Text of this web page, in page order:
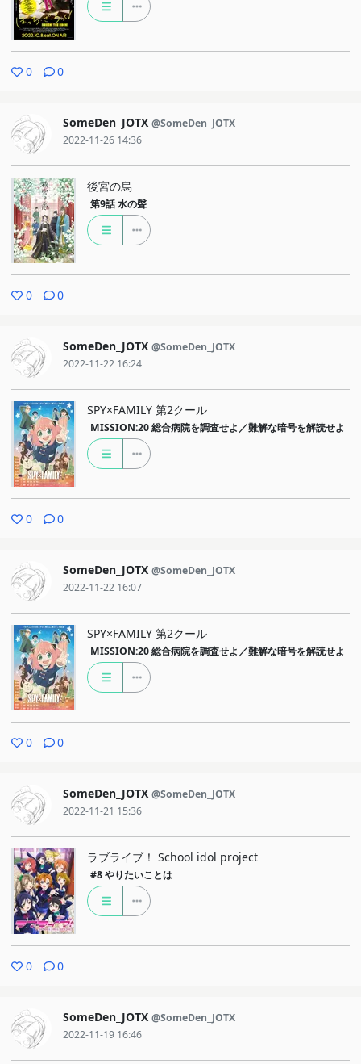
0 0
SomeDen_JOTX @SomeDen_JOTX
2022-11-26 14:36
後宮の烏
第9話 水の聲
0 0
SomeDen_JOTX @SomeDen_JOTX
2022-11-22 16:24
SPY×FAMILY 第2クール
MISSION:20 総合病院を調査せよ／難解な暗号を解読せよ
0 0
SomeDen_JOTX @SomeDen_JOTX
2022-11-22 16:07
SPY×FAMILY 第2クール
MISSION:20 総合病院を調査せよ／難解な暗号を解読せよ
0 0
SomeDen_JOTX @SomeDen_JOTX
2022-11-21 15:36
ラブライブ！ School idol project
#8 やりたいことは
0 0
SomeDen_JOTX @SomeDen_JOTX
2022-11-19 16:46